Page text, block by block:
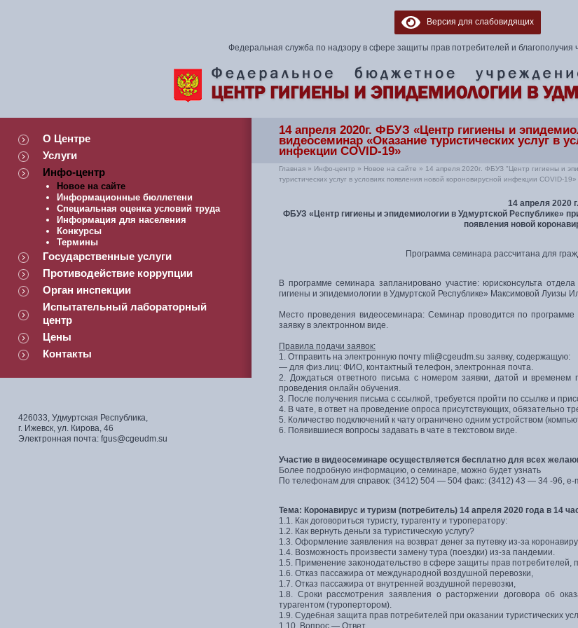
Версия для слабовидящих
Федеральная служба по надзору в сфере защиты прав потребителей и благополучия
О Центре
Услуги
Инфо-центр
Новое на сайте
Информационные бюллетени
Специальная оценка условий труда
Информация для населения
Конкурсы
Термины
Государственные услуги
Противодействие коррупции
Орган инспекции
Испытательный лабораторный
центр
Цены
Контакты
426033, Удмуртская Республика,
г. Ижевск, ул. Кирова, 46
Электронная почта: fgus@cgeudm.su
14 апреля 2020г. ФБУЗ «Центр гигиены и
видеосеминар «Оказание туристических услуг в
инфекции COVID-19»
Главная » Инфо-центр » Новое на сайте » 14 апреля 2020г. ФБУЗ "Центр гигиены и
туристических услуг в условиях появления новой короновирусной инфекции COVID-19»
14 апреля 2020
ФБУЗ «Центр гигиены и эпидемиологии в Удмуртской Республике»
появления новой
Программа семинара рассчитана для
В программе семинара запланировано участие: юрисконсульта
гигиены и эпидемиологии в Удмуртской Республике» Максимовой Луизы
Место проведения видеосеминара: Семинар проводится по
заявку в электронном виде.
Правила подачи заявок:
1. Отправить на электронную почту mli@cgeudm.su заявку, содержащую:
— для физ.лиц: ФИО, контактный телефон, электронная почта.
2. Дождаться ответного письма с номером заявки, датой и
проведения онлайн обучения.
3. После получения письма с ссылкой, требуется пройти по ссылке и
4. В чате, в ответ на проведение опроса присутствующих, обязательно
5. Количество подключений к чату ограничено одним устройством
6. Появившиеся вопросы задавать в чате в текстовом виде.
Участие в видеосеминаре осуществляется бесплатно для всех
Более подробную информацию, о семинаре, можно будет узнать
По телефонам для справок: (3412) 504 — 504 факс: (3412) 43 — 34 -96, е-
Тема: Коронавирус и туризм (потребитель) 14 апреля 2020 года в 14
1.1. Как договориться туристу, турагенту и туроператору:
1.2. Как вернуть деньги за туристическую услугу?
1.3. Оформление заявления на возврат денег за путевку из-за
1.4. Возможность произвести замену тура (поездки) из-за пандемии.
1.5. Применение законодательство в сфере защиты прав потребителей,
1.6. Отказ пассажира от международной воздушной перевозки,
1.7. Отказ пассажира от внутренней воздушной перевозки,
1.8. Сроки рассмотрения заявления о расторжении договора об
турагентом (туропертором).
1.9. Судебная защита прав потребителей при оказании туристических
1.10. Вопрос — Ответ.